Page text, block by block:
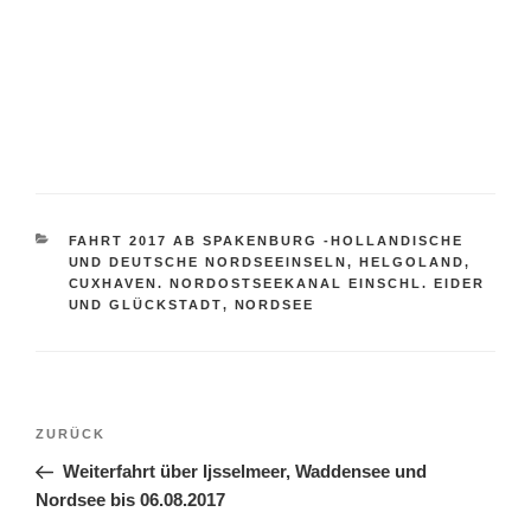
KATEGORIEN
FAHRT 2017 AB SPAKENBURG -HOLLANDISCHE
UND DEUTSCHE NORDSEEINSELN, HELGOLAND,
CUXHAVEN. NORDOSTSEEKANAL EINSCHL. EIDER
UND GLÜCKSTADT, NORDSEE
Beitragsnavigation
Vorheriger
Beitrag
ZURÜCK
Weiterfahrt über Ijsselmeer, Waddensee und
Nordsee bis 06.08.2017